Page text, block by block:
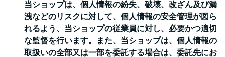
当ショップは、個人情報の紛失、破壊、改ざん及び漏
洩などのリスクに対して、個人情報の安全管理が図ら
れるよう、当ショップの従業員に対し、必要かつ適切
な監督を行います。また、当ショップは、個人情報の
取扱いの全部又は一部を委託する場合は、委託先にお